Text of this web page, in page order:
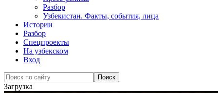
Разбор
Узбекистан. Факты, события, лица
Истории
Разбор
Спецпроекты
На узбекском
Вход
Загрузка